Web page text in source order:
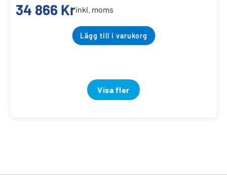
34 866 Krinkl. moms
Lägg till i varukorg
Visa fler